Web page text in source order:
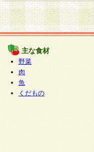
4.本規約は、会
の当社による
たものとみな
5.当社がお聞き
で提 供いただ
自らの個人情
をお預かりい
商品やサービ
了承ください。
6.当社は、お客
主な食材
野菜
肉
魚
くだもの